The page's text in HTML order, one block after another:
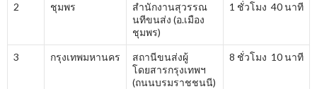
2 ชุมพร
สำนักงานสุวรรณ
นทีขนส่ง (อ.เมือง
ชุมพร)
1 ชั่วโมง 40 นาที
3 กรุงเทพมหานคร
สถานีขนส่งผู้
โดยสารกรุงเทพฯ
(ถนนบรมราชชนนี)
8 ชั่วโมง 10 นาที